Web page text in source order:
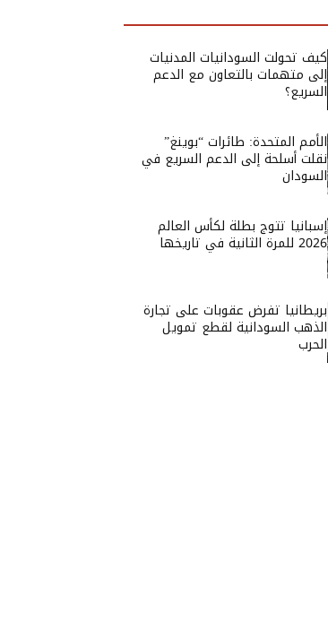
كيف تحولت السودانيات المدنيات
إلى متهمات بالتعاون مع الدعم
السريع؟
الأمم المتحدة: طائرات “بوينغ”
نقلت أسلحة إلى الدعم السريع في
السودان
إسبانيا تتوج بطلة لكأس العالم
2026 للمرة الثانية في تاريخها
بريطانيا تفرض عقوبات على تجارة
الذهب السودانية لقطع تمويل
الحرب